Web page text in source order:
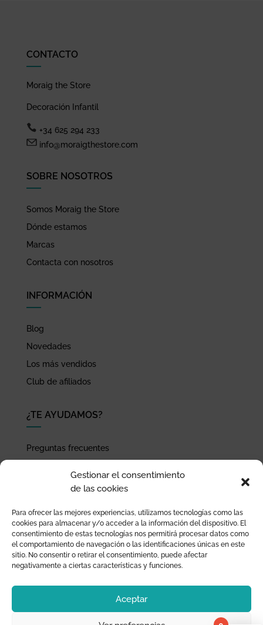
Gestionar el consentimiento
de las cookies
Para ofrecer las mejores experiencias, utilizamos tecnologías como las
cookies para almacenar y/o acceder a la información del dispositivo. El
consentimiento de estas tecnologías nos permitirá procesar datos como
el comportamiento de navegación o las identificaciones únicas en este
sitio. No consentir o retirar el consentimiento, puede afectar
negativamente a ciertas características y funciones.
Aceptar
CONTACTO
Moraig the Store
Decoración Infantil
+34 625 294 233
info@moraigthestore.com
SOBRE NOSOTROS
Somos Moraig the Store
Dónde estamos
Marcas
Contacta con nosotros
INFORMACIÓN
Blog
Novedades
Los más vendidos
Club de afiliados
¿TE AYUDAMOS?
Preguntas frecuentes
Pago seguro
Devoluciones y garantía